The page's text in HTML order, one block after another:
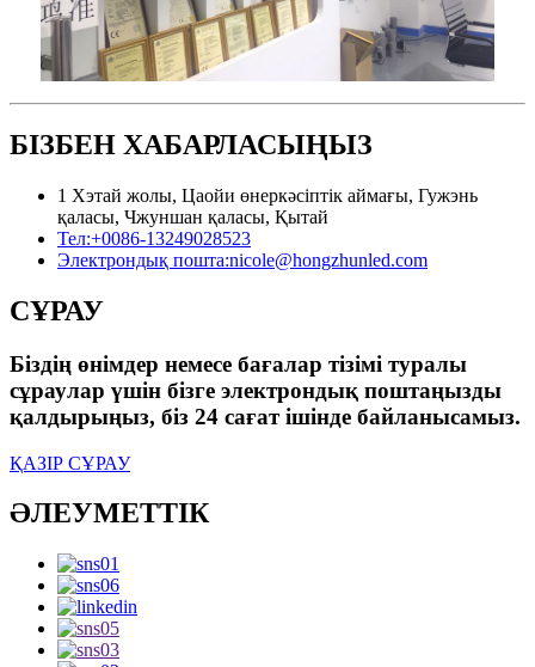
БІЗБЕН ХАБАРЛАСЫҢЫЗ
1 Хэтай жолы, Цаойи өнеркәсіптік аймағы, Гужэнь
қаласы, Чжуншан қаласы, Қытай
Тел:+0086-13249028523
Электрондық пошта:nicole@hongzhunled.com
СҰРАУ
Біздің өнімдер немесе бағалар тізімі туралы
сұраулар үшін бізге электрондық поштаңызды
қалдырыңыз, біз 24 сағат ішінде байланысамыз.
ҚАЗІР СҰРАУ
ӘЛЕУМЕТТІК